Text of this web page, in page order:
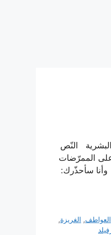
البشرية النّص
الممرّضات
سأحذّرك:
العواطف, الغريزة,